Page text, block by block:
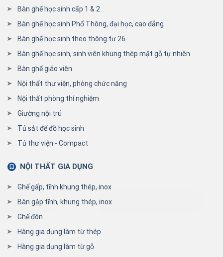
Bàn ghế học sinh cấp 1 & 2
Bàn ghế học sinh Phổ Thông, đại học, cao đẳng
Bàn ghế học sinh theo thông tư 26
Bàn ghế học sinh, sinh viên khung thép mặt gỗ tự nhiên
Bàn ghế giáo viên
Nội thất thư viện, phòng chức năng
Nội thất phòng thí nghiệm
Giường nội trú
Tủ sắt để đồ học sinh
Tủ thư viện - Compact
NỘI THẤT GIA DỤNG
Ghế gấp, tĩnh khung thép, inox
Bàn gập tĩnh, khung thép, inox
Ghế đôn
Hàng gia dụng làm từ thép
Hàng gia dụng làm từ gỗ